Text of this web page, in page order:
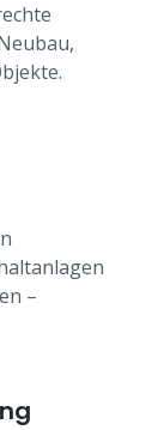
–